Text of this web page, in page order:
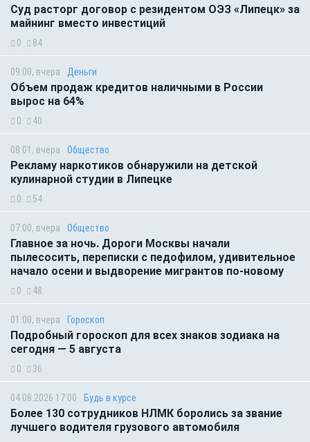
Суд расторг договор с резидентом ОЭЗ «Липецк» за
майнинг вместо инвестиций
0 84
09:00, вчера Деньги
Объем продаж кредитов наличными в России
вырос на 64%
0 40
08:01, вчера Общество
Рекламу наркотиков обнаружили на детской
кулинарной студии в Липецке
0 54
07:00, вчера Общество
Главное за ночь. Дороги Москвы начали
пылесосить, переписки с педофилом, удивительное
начало осени и выдворение мигрантов по-новому
0 48
01:00, вчера Гороскоп
Подробный гороскоп для всех знаков зодиака на
сегодня — 5 августа
0 36
04.08.2026 17:00 Будь в курсе
Более 130 сотрудников НЛМК боролись за звание
лучшего водителя грузового автомобиля